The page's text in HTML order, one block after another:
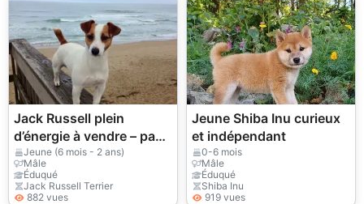
Jack Russell plein
d’énergie à vendre – pas
pour quelqu’un de passif
Jeune (6 mois - 2 ans)
Mâle
Éduqué
Jack Russell Terrier
882 vues
Jeune Shiba Inu curieux
et indépendant
0-6 mois
Mâle
Éduqué
Shiba Inu
919 vues